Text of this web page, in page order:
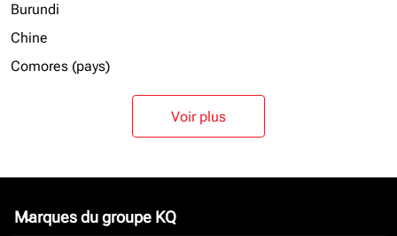
Burundi
Chine
Comores (pays)
Voir plus
Marques du groupe KQ
keyboard_arrow_down